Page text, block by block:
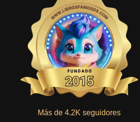
Más de 4.2K seguidores